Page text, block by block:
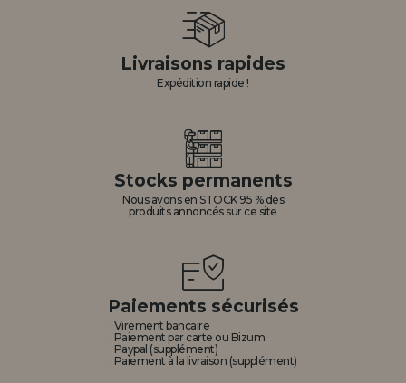
Livraisons rapides
Expédition rapide !
Stocks permanents
Nous avons en STOCK 95 % des
produits annoncés sur ce site
Paiements sécurisés
· Virement bancaire
· Paiement par carte ou Bizum
· Paypal (supplément)
· Paiement à la livraison (supplément)